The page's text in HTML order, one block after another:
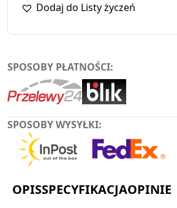
Dodaj do Listy życzeń
SPOSOBY PŁATNOŚCI:
SPOSOBY WYSYŁKI:
OPISSPECYFIKACJAOPINIE